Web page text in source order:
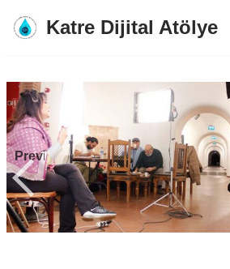
Katre Dijital Atölye
Previous